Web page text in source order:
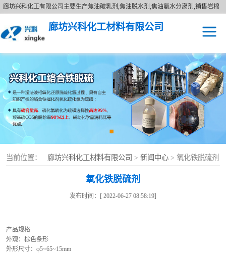
廊坊兴科化工有限公司主要生产焦油破乳剂,焦油脱水剂,焦油氨水分离剂,销售岩棉
铁丝网缝毡,玻璃棉空调板,幕墙填充岩棉板,隔热降噪离心玻璃棉,河北硅酸盐防火板,
北京玻璃棉复合板,不燃外墙保温材料,竖丝玻璃棉复合板,钢结构玻璃棉卷毡,酚醛保
温附件,橡塑管条保温材料等一系列保温材料.
廊坊兴科化工材料有限公司
当前位置： 廊坊兴科化工材料有限公司 > 新闻中心 > 氧化铁脱硫剂
氧化铁脱硫剂
发布时间：[ 2022-06-27 08:58:19]
产品规格
外观：棕色条形
外形尺寸：φ5~65~15mm
焦油破乳剂
络合铁